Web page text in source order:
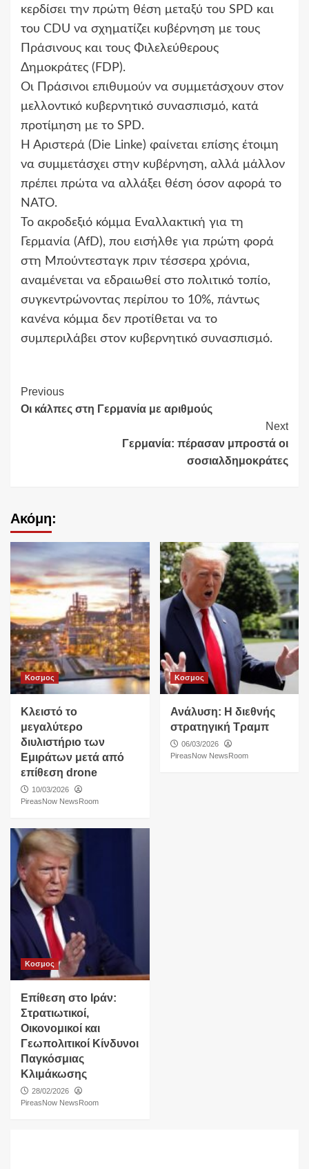
κερδίσει την πρώτη θέση μεταξύ του SPD και
του CDU να σχηματίζει κυβέρνηση με τους
Πράσινους και τους Φιλελεύθερους
Δημοκράτες (FDP).
Οι Πράσινοι επιθυμούν να συμμετάσχουν στον
μελλοντικό κυβερνητικό συνασπισμό, κατά
προτίμηση με το SPD.
Η Αριστερά (Die Linke) φαίνεται επίσης έτοιμη
να συμμετάσχει στην κυβέρνηση, αλλά μάλλον
πρέπει πρώτα να αλλάξει θέση όσον αφορά το
ΝΑΤΟ.
Το ακροδεξιό κόμμα Εναλλακτική για τη
Γερμανία (AfD), που εισήλθε για πρώτη φορά
στη Μπούντεσταγκ πριν τέσσερα χρόνια,
αναμένεται να εδραιωθεί στο πολιτικό τοπίο,
συγκεντρώνοντας περίπου το 10%, πάντως
κανένα κόμμα δεν προτίθεται να το
συμπεριλάβει στον κυβερνητικό συνασπισμό.
Continue
Reading
Previous
Οι κάλπες στη Γερμανία με αριθμούς
Next
Γερμανία: πέρασαν μπροστά οι
σοσιαλδημοκράτες
Ακόμη:
Κοσμος
Κλειστό το
μεγαλύτερο
διυλιστήριο των
Εμιράτων μετά από
επίθεση drone
10/03/2026
PireasNow NewsRoom
Κοσμος
Ανάλυση: Η διεθνής
στρατηγική Τραμπ
06/03/2026
PireasNow NewsRoom
Κοσμος
Επίθεση στο Ιράν:
Στρατιωτικοί,
Οικονομικοί και
Γεωπολιτικοί Κίνδυνοι
Παγκόσμιας
Κλιμάκωσης
28/02/2026
PireasNow NewsRoom